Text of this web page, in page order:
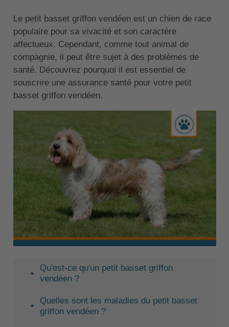
Le petit basset griffon vendéen est un chien de race
populaire pour sa vivacité et son caractère
affectueux. Cependant, comme tout animal de
compagnie, il peut être sujet à des problèmes de
santé. Découvrez pourquoi il est essentiel de
souscrire une assurance santé pour votre petit
basset griffon vendéen.
Qu'est-ce qu'un petit basset griffon
vendéen ?
Quelles sont les maladies du petit basset
griffon vendéen ?